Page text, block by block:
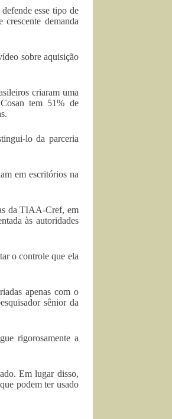
esse tipo de
demanda
sobre aquisição
criaram uma
tem 51% de
lo da parceria
em escritórios na
da TIAA-Cref, em
às autoridades
o controle que ela
apenas com o
sênior da
rigorosamente a
Em lugar disso,
podem ter usado